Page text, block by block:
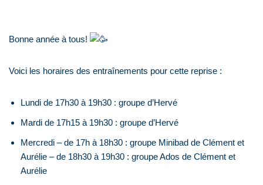
Bonne année à tous!
Voici les horaires des entraînements pour cette reprise :
Lundi de 17h30 à 19h30 : groupe d’Hervé
Mardi de 17h15 à 19h30 : groupe d’Hervé
Mercredi – de 17h à 18h30 : groupe Minibad de Clément et
Aurélie – de 18h30 à 19h30 : groupe Ados de Clément et
Aurélie